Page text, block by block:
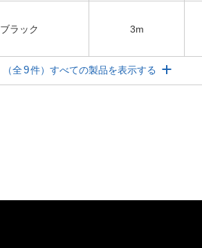
ブラック 3m
（全9件）すべての製品を表示する